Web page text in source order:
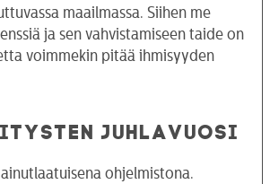
maailmassa. Siihen me
ja sen vahvistamiseen taide on
voimmekin pitää ihmisyyden
JUHLAVUOSI
ohjelmistona.